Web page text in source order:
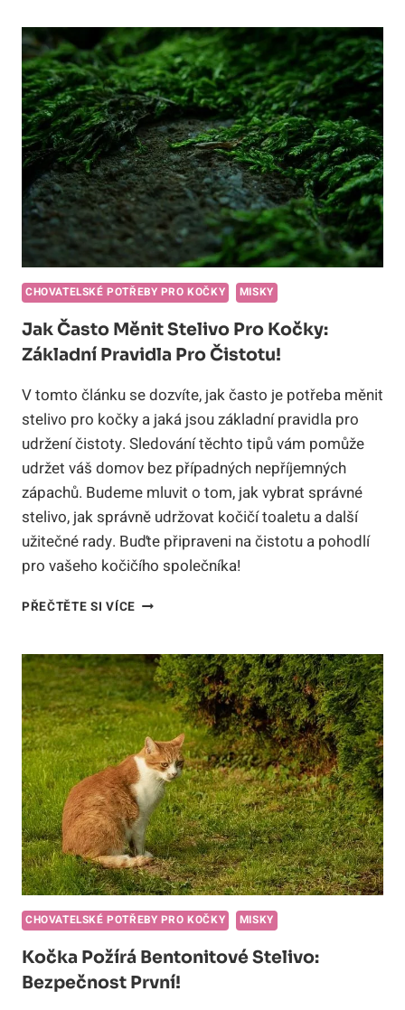
PRO
KOČKY:
PŘÍJEMNÁ
VŮNĚ
A
POHODLÍ
PRO
KOČIČÍ
NOŽKY!
CHOVATELSKÉ POTŘEBY PRO KOČKY MISKY
Jak Často Měnit Stelivo Pro Kočky:
Základní Pravidla Pro Čistotu!
V tomto článku se dozvíte, jak často je potřeba měnit
stelivo pro kočky a jaká jsou základní pravidla pro
udržení čistoty. Sledování těchto tipů vám pomůže
udržet váš domov bez případných nepříjemných
zápachů. Budeme mluvit o tom, jak vybrat správné
stelivo, jak správně udržovat kočičí toaletu a další
užitečné rady. Buďte připraveni na čistotu a pohodlí
pro vašeho kočičího společníka!
PŘEČTĚTE SI VÍCEJAK
STELIVO
PRO
KOČKY:
ZÁKLADNÍ
PRAVIDLA
PRO
ČISTOTU!
CHOVATELSKÉ POTŘEBY PRO KOČKY MISKY
Kočka Požírá Bentonitové Stelivo:
Bezpečnost První!